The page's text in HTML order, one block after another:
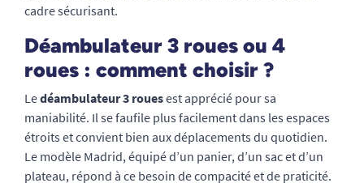
cadre sécurisant.
Déambulateur 3 roues ou 4
roues : comment choisir ?
Ledéambulateur 3 rouesest apprécié pour sa
maniabilité. Il se faufile plus facilement dans les espaces
étroits et convient bien aux déplacements du quotidien.
Le modèle Madrid, équipé d’un panier, d’un sac et d’un
plateau, répond à ce besoin de compacité et de praticité.